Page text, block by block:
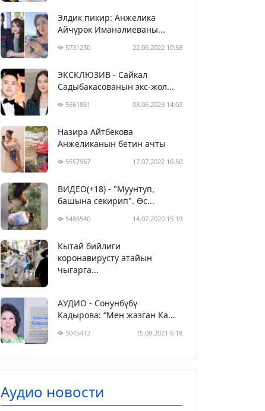
Элдик пикир: Анжелика
Айчүрөк Иманалиеваны...
5731230 22.06.2022 10:58
ЭКСКЛЮЗИВ - Сайкал
Садыбакасованын экс-жол...
5661861 08.06.2023 14:02
Назира Айтбекова
Анжеликанын бетин ачты
5557967 17.07.2022 16:50
ВИДЕО(+18) - "Муунтуп,
башына секирип". Өс...
5486540 14.07.2020 15:19
Кытай бийлиги
коронавирусту атайын
чыгарга...
АУДИО - Сонунбүбү
Кадырова: “Мен жазган Ка...
5045412 15.09.2021 6:18
Аудио новости